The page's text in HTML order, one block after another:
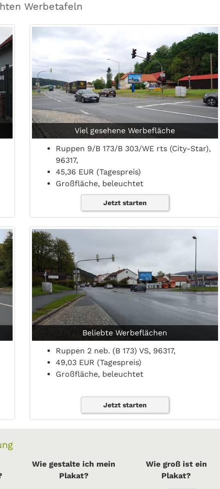
Werbetafeln
Viel gesehene Werbefläche
Ruppen 9/B 173/B 303/WE rts (City-Star),
96317,
45,36 EUR (Tagespreis)
Großfläche, beleuchtet
Jetzt starten
Beliebte Werbeflächen
Ruppen 2 neb. (B 173) VS, 96317,
49,03 EUR (Tagespreis)
Großfläche, beleuchtet
Jetzt starten
Wie gestalte ich mein
Plakat?
Wie groß ist ein
Plakat?